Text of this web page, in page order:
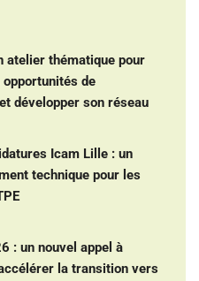
atelier thématique pour
de
développer son réseau
Icam Lille : un
technique pour les
: un nouvel appel à
la transition vers